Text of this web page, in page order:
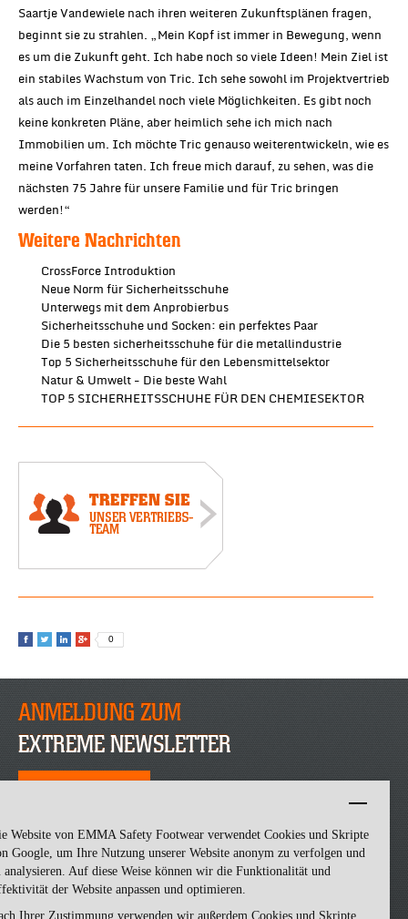
Website von EMMA Safety Footwear verwendet Cookies und Skripte
Google, um Ihre Nutzung unserer Website anonym zu verfolgen und
analysieren. Auf diese Weise können wir die Funktionalität und
der Website anpassen und optimieren.
Ihrer Zustimmung verwenden wir außerdem Cookies und Skripte
Saartje Vandewiele nach ihren weiteren Zukunftsplänen fragen,
beginnt sie zu strahlen. „Mein Kopf ist immer in Bewegung, wenn
es um die Zukunft geht. Ich habe noch so viele Ideen! Mein Ziel ist
ein stabiles Wachstum von Tric. Ich sehe sowohl im Projektvertrieb
als auch im Einzelhandel noch viele Möglichkeiten. Es gibt noch
keine konkreten Pläne, aber heimlich sehe ich mich nach
Immobilien um. Ich möchte Tric genauso weiterentwickeln, wie es
meine Vorfahren taten. Ich freue mich darauf, zu sehen, was die
nächsten 75 Jahre für unsere Familie und für Tric bringen
werden!“
Weitere Nachrichten
CrossForce Introduktion
Neue Norm für Sicherheitsschuhe
Unterwegs mit dem Anprobierbus
Sicherheitsschuhe und Socken: ein perfektes Paar
Die 5 besten sicherheitsschuhe für die metallindustrie
Top 5 Sicherheitsschuhe für den Lebensmittelsektor
Natur & Umwelt - Die beste Wahl
TOP 5 SICHERHEITSSCHUHE FÜR DEN CHEMIESEKTOR
0
ANMELDUNG ZUM
EXTREME NEWSLETTER